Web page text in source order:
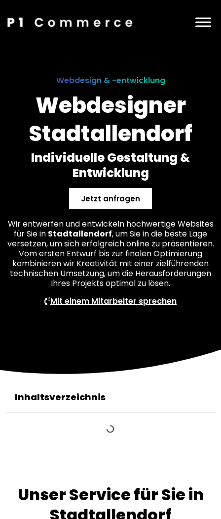
Webdesign & -entwicklung
Webdesigner
Stadtallendorf
Individuelle Gestaltung &
Entwicklung
Jetzt anfragen
Wir entwerfen und entwickeln hochwertige Websites
für Sie in Stadtallendorf, um Sie in die beste Lage
versetzen, um sich erfolgreich online zu präsentieren.
Vom ersten Entwurf bis zur finalen Optimierung
kombinieren wir Kreativität mit einer zielführenden
technischen Umsetzung, um die Herausforderungen
Ihres Projekts optimal zu lösen.
Mit einem Mitarbeiter sprechen
Inhaltsverzeichnis
Unser Service für Sie in